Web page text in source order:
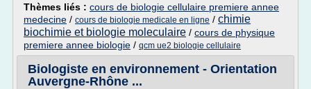
Thèmes liés : cours de biologie cellulaire premiere annee
medecine / cours de biologie medicale en ligne / chimie
biochimie et biologie moleculaire / cours de physique
premiere annee biologie / qcm ue2 biologie cellulaire
Biologiste en environnement - Orientation
Auvergne-Rhône ...